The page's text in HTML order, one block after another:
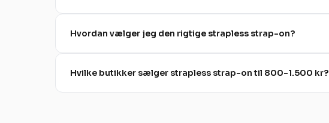
Hvordan vælger jeg den rigtige strapless strap-on?
Hvilke butikker sælger strapless strap-on til 800-1.500 kr?